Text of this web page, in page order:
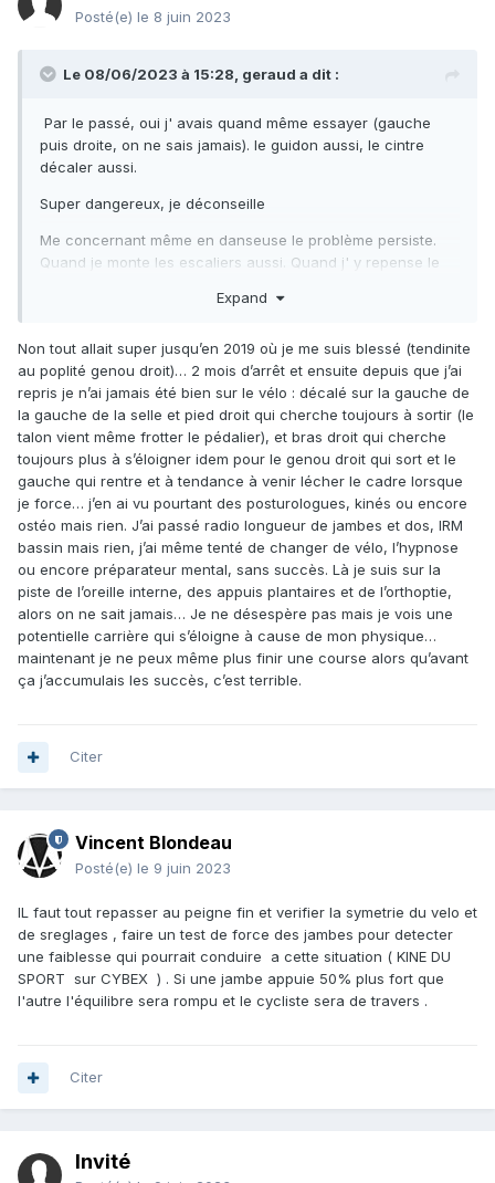
Posté(e) le 8 juin 2023
Le 08/06/2023 à 15:28, geraud a dit :
Par le passé, oui j' avais quand même essayer (gauche
puis droite, on ne sais jamais). le guidon aussi, le cintre
décaler aussi.
Super dangereux, je déconseille
Me concernant même en danseuse le problème persiste.
Quand je monte les escaliers aussi. Quand j' y repense le
suite à un évènement particuliers ?
Expand
Non tout allait super jusqu’en 2019 où je me suis blessé (tendinite
au poplité genou droit)… 2 mois d’arrêt et ensuite depuis que j’ai
repris je n’ai jamais été bien sur le vélo : décalé sur la gauche de
la gauche de la selle et pied droit qui cherche toujours à sortir (le
talon vient même frotter le pédalier), et bras droit qui cherche
toujours plus à s’éloigner idem pour le genou droit qui sort et le
gauche qui rentre et à tendance à venir lécher le cadre lorsque
je force… j’en ai vu pourtant des posturologues, kinés ou encore
ostéo mais rien. J’ai passé radio longueur de jambes et dos, IRM
bassin mais rien, j’ai même tenté de changer de vélo, l’hypnose
ou encore préparateur mental, sans succès. Là je suis sur la
piste de l’oreille interne, des appuis plantaires et de l’orthoptie,
alors on ne sait jamais… Je ne désespère pas mais je vois une
potentielle carrière qui s’éloigne à cause de mon physique…
maintenant je ne peux même plus finir une course alors qu’avant
ça j’accumulais les succès, c’est terrible.
Citer
Vincent Blondeau
Posté(e) le 9 juin 2023
IL faut tout repasser au peigne fin et verifier la symetrie du velo et
de sreglages , faire un test de force des jambes pour detecter
une faiblesse qui pourrait conduire a cette situation ( KINE DU
SPORT sur CYBEX ) . Si une jambe appuie 50% plus fort que
l'autre l'équilibre sera rompu et le cycliste sera de travers .
Citer
Invité